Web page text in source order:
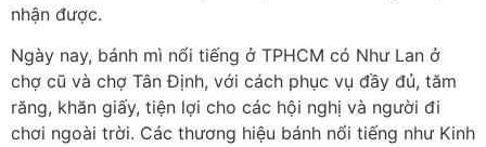
nhận được.
Ngày nay, bánh mì nổi tiếng ở TPHCM có Như Lan ở
chợ cũ và chợ Tân Định, với cách phục vụ đầy đủ, tăm
răng, khăn giấy, tiện lợi cho các hội nghị và người đi
chơi ngoài trời. Các thương hiệu bánh nổi tiếng như Kinh